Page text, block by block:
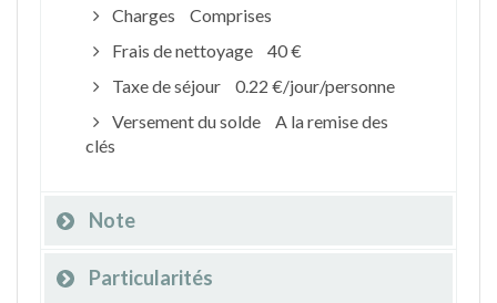
Charges
Comprises
Frais de nettoyage
40 €
Taxe de séjour
0.22 €/jour/personne
Versement du solde
A la remise des
clés
Note
Particularités